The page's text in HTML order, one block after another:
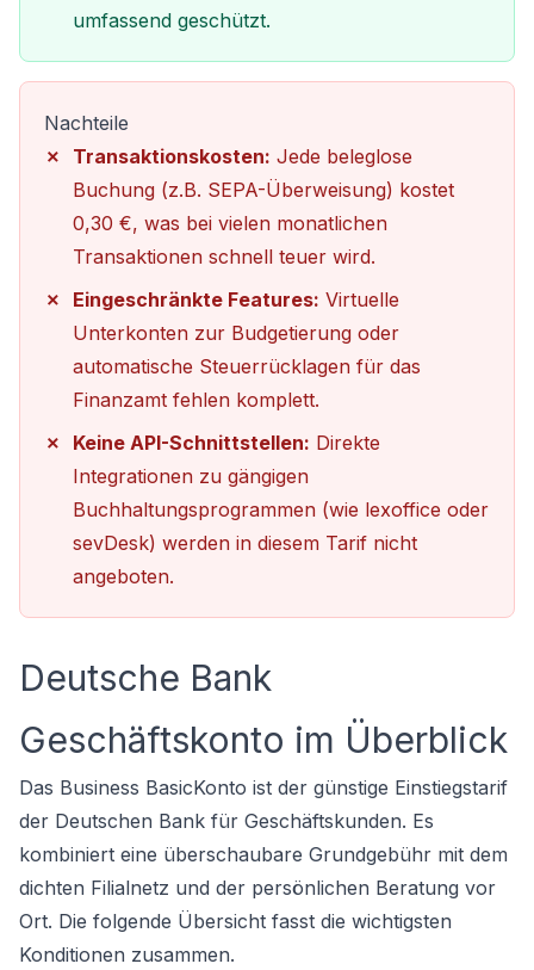
umfassend geschützt.
Nachteile
Transaktionskosten: Jede beleglose
Buchung (z.B. SEPA-Überweisung) kostet
0,30 €, was bei vielen monatlichen
Transaktionen schnell teuer wird.
Eingeschränkte Features: Virtuelle
Unterkonten zur Budgetierung oder
automatische Steuerrücklagen für das
Finanzamt fehlen komplett.
Keine API-Schnittstellen: Direkte
Integrationen zu gängigen
Buchhaltungsprogrammen (wie lexoffice oder
sevDesk) werden in diesem Tarif nicht
angeboten.
Deutsche Bank
Geschäftskonto im Überblick
Das Business BasicKonto ist der günstige Einstiegstarif
der Deutschen Bank für Geschäftskunden. Es
kombiniert eine überschaubare Grundgebühr mit dem
dichten Filialnetz und der persönlichen Beratung vor
Ort. Die folgende Übersicht fasst die wichtigsten
Konditionen zusammen.